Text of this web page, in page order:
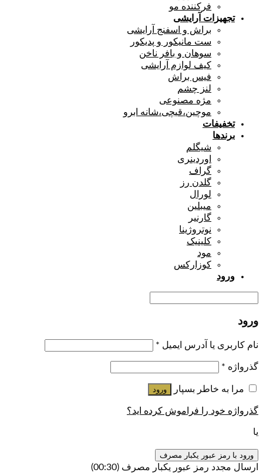
فرکننده مو
تجهیزات آرایشی
براش و اسفنج آرایشی
ست مانیکور و پدیکور
سوهان و بافر ناخن
کیف لوازم آرایشی
فیس براش
لنز چشم
مژه مصنوعی
موچین،قیچی،شانه ابرو
تخفیفات
برندها
شیگلم
اوردینری
گراف
گلدن رز
لورال
میبلین
گارنیر
نوتروژینا
کلینیک
مود
کوزارکس
ورود
ورود
نام کاربری یا آدرس ایمیل *
گذرواژه *
مرا به خاطر بسپار ورود
گذرواژه خود را فراموش کرده اید؟
یا
ورود با رمز عبور یکبار مصرف
ارسال مجدد رمز عبور یکبار مصرف (00:
30
)